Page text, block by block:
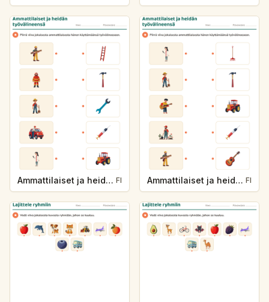
Ammattilaiset ja heidän työvälineensä FI Ammattilaiset ja heidän työvälineensä FI